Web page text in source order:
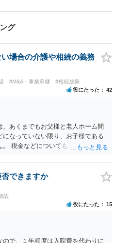
グ
場合の介護や相続の義務
#M&A・事業承継 #相続放棄
役にたった 42
あくまでもお父様と老人ホーム間
なっていない限り、お子様である
税金などについても滞納している
連絡が役所から来ますが、できな
続が開始した場合については先述の
相談者さまがお考えのほど強いもの
の範囲で認められるものです。 親
文はありません。 また、親に対す
っていなかったという事情も、扶
できますか
設
役にたった 15
ので、１年程度は入院費を代わりに